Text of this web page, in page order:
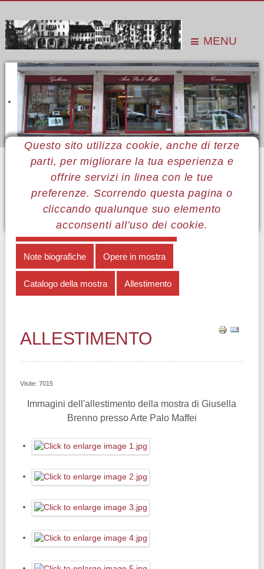
MENU
Questo sito utilizza cookie, anche di terze
parti, per migliorare la tua esperienza e
offrire servizi in linea con le tue
preferenze. Scorrendo questa pagina o
cliccando qualunque suo elemento
acconsenti all’uso dei cookie.
Sei qui: Home Le mostre
Mostre 2014
Giusella Brenno
Allestimento
MENÙ GIUSELLA BRENNO
Il percorso artistico di Giusella Brenno
Note biografiche Opere in mostra
Catalogo della mostra Allestimento
ALLESTIMENTO
Visite: 7015
Immagini dell'allestimento della mostra di Giusella
Brenno presso Arte Palo Maffei